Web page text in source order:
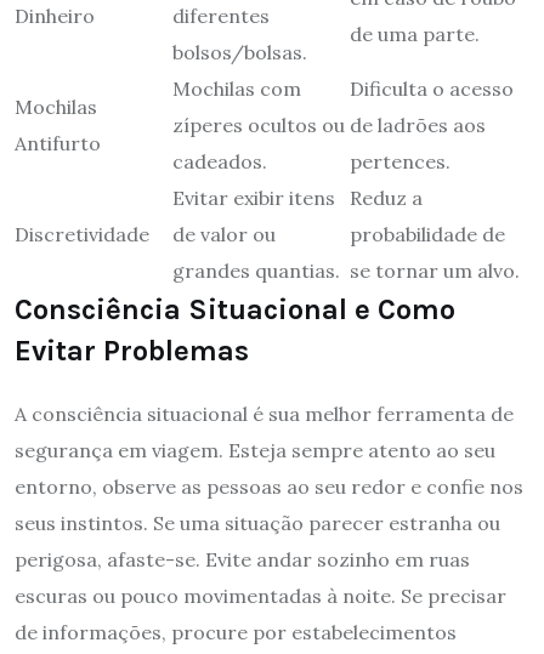
Dinheiro
diferentes
bolsos/bolsas.
de uma parte.
Mochilas
Antifurto
Mochilas com
zíperes ocultos ou
cadeados.
Dificulta o acesso
de ladrões aos
pertences.
Discretividade
Evitar exibir itens
de valor ou
grandes quantias.
Reduz a
probabilidade de
se tornar um alvo.
Consciência Situacional e Como
Evitar Problemas
A consciência situacional é sua melhor ferramenta de
segurança em viagem. Esteja sempre atento ao seu
entorno, observe as pessoas ao seu redor e confie nos
seus instintos. Se uma situação parecer estranha ou
perigosa, afaste-se. Evite andar sozinho em ruas
escuras ou pouco movimentadas à noite. Se precisar
de informações, procure por estabelecimentos